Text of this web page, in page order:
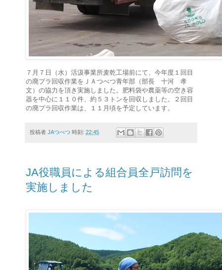
７月７日（水）活汲事業所麦乾工場前にて、今年度１回目
の廃プラ回収作業をＪＡつべつ青年部（部長 十河 孝
文）の協力を頂き実施しました。肥料袋や農薬等の空き容
器を中心に１１０件、約５３トンを回収しました。２回目
の廃プラ回収作業は、１１月頃を予定しています。
投稿者 JAつべつ 時刻: 22:45
JA役職員による組合員全戸訪問を
実施しました